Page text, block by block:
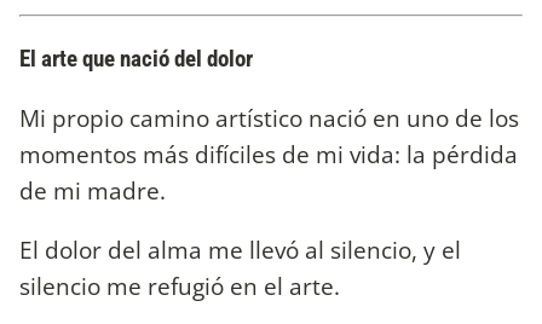
El arte que nació del dolor
Mi propio camino artístico nació en uno de los
momentos más difíciles de mi vida: la pérdida
de mi madre.
El dolor del alma me llevó al silencio, y el
silencio me refugió en el arte.